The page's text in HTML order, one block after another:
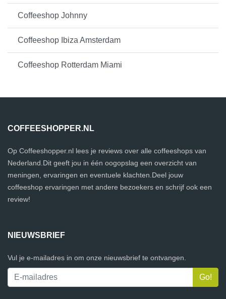
Coffeeshop Johnny
Coffeeshop Ibiza Amsterdam
Coffeeshop Rotterdam Miami
COFFEESHOPPER.NL
Op Coffeeshopper.nl lees je reviews over alle coffeeshops van
Nederland.Dit geeft jou in één oogopslag een overzicht van
meningen, ervaringen en eventuele klachten.Deel jouw
coffeeshop ervaringen met andere bezoekers en schrijf ook een
review!
NIEUWSBRIEF
Vul je e-mailadres in om onze nieuwsbrief te ontvangen.